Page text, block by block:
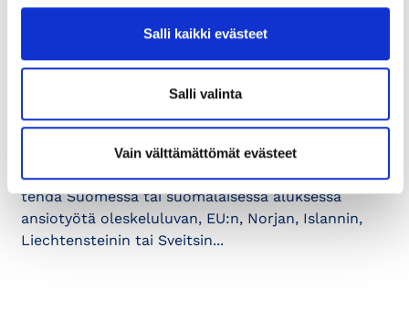
Salli kaikki evästeet
Salli valinta
Vain välttämättömät evästeet
tilapäisesti ilman oleskelulupaa....
11.4.2022
Ulkomaalaisen työntekijän
palkkaaminen
Työnteko-oikeus tarkoittaa ulkomaalaisen oikeutta
tehdä Suomessa tai suomalaisessa aluksessa
ansiotyötä oleskeluluvan, EU:n, Norjan, Islannin,
Liechtensteinin tai Sveitsin...